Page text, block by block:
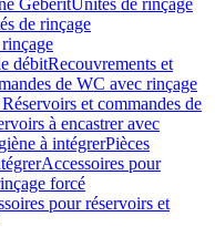
GeberitUnités de rinçage
de rinçage
débitRecouvrements et
de WC avec rinçage
et commandes de
à encastrer avec
à intégrerPièces
Accessoires pour
forcé
pour réservoirs et